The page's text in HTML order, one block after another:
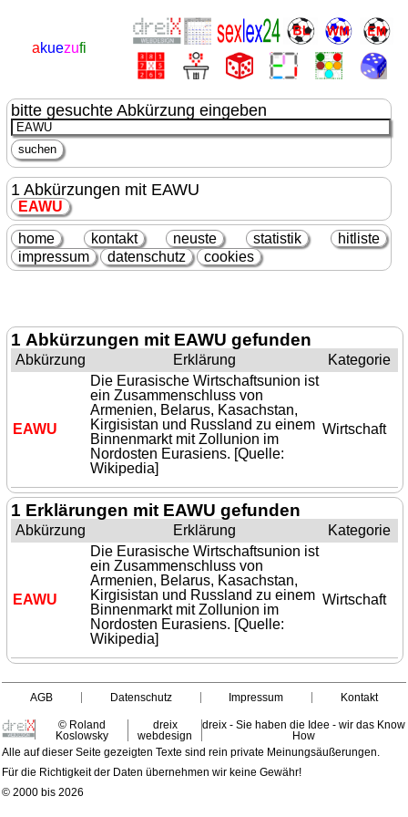
akuezufi
bitte gesuchte Abkürzung eingeben
1 Abkürzungen mit EAWU
EAWU
home kontakt neuste statistik
hitliste
impressum
datenschutz cookies
1 Abkürzungen mit EAWU gefunden
Abkürzung Erklärung Kategorie
EAWU
Die Eurasische Wirtschaftsunion ist
ein Zusammenschluss von
Armenien, Belarus, Kasachstan,
Kirgisistan und Russland zu einem
Binnenmarkt mit Zollunion im
Nordosten Eurasiens. [Quelle:
Wikipedia]
Wirtschaft
1 Erklärungen mit EAWU gefunden
Abkürzung Erklärung Kategorie
EAWU
Die Eurasische Wirtschaftsunion ist
ein Zusammenschluss von
Armenien, Belarus, Kasachstan,
Kirgisistan und Russland zu einem
Binnenmarkt mit Zollunion im
Nordosten Eurasiens. [Quelle:
Wikipedia]
Wirtschaft
AGB Datenschutz Impressum Kontakt
© Roland
Koslowsky
dreix
webdesign
dreix - Sie haben die Idee - wir das Know
How
Alle auf dieser Seite gezeigten Texte sind rein private Meinungsäußerungen.
Für die Richtigkeit der Daten übernehmen wir keine Gewähr!
© 2000 bis 2026